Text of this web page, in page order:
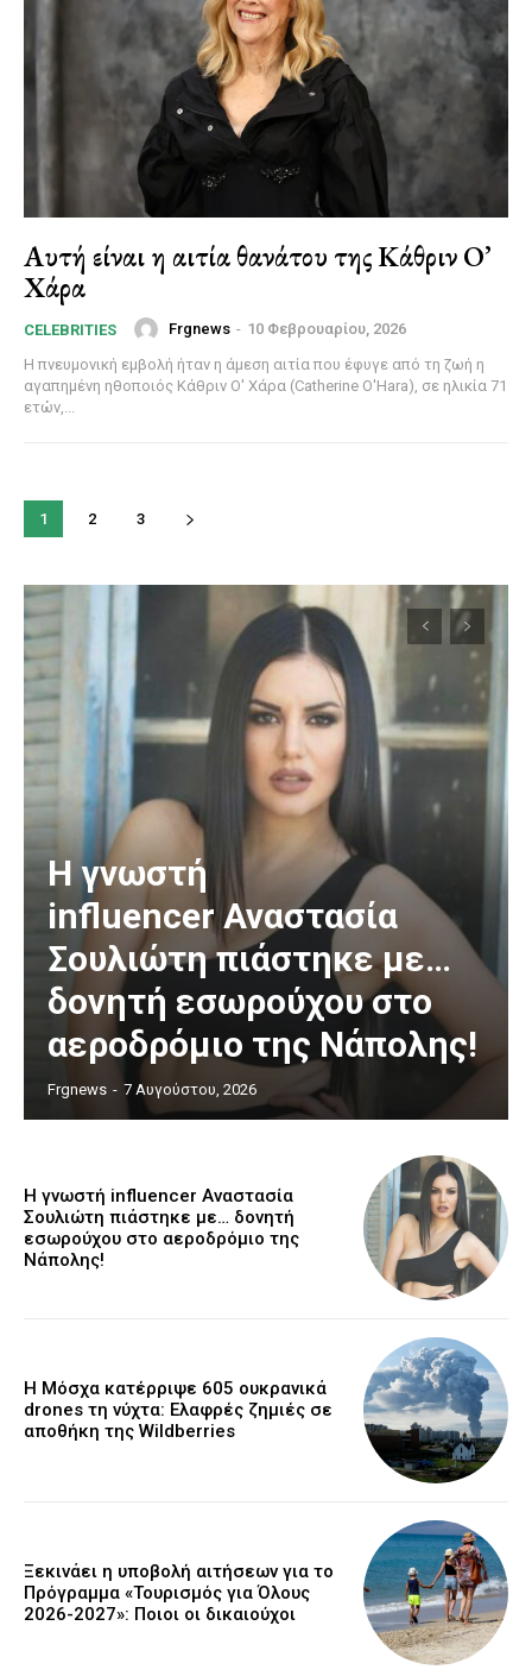
Αυτή είναι η αιτία θανάτου της Κάθριν Ο’
Χάρα
CELEBRITIES Frgnews - 10 Φεβρουαρίου, 2026
Η πνευμονική εμβολή ήταν η άμεση αιτία που έφυγε από τη ζωή η
αγαπημένη ηθοποιός Κάθριν Ο' Χάρα (Catherine O'Hara), σε ηλικία 71
ετών,...
1 2 3
Η γνωστή
influencer Αναστασία
Σουλιώτη πιάστηκε με…
δονητή εσωρούχου στο
αεροδρόμιο της Νάπολης!
Frgnews - 7 Αυγούστου, 2026
Η γνωστή influencer Αναστασία
Σουλιώτη πιάστηκε με… δονητή
εσωρούχου στο αεροδρόμιο της
Νάπολης!
Η Μόσχα κατέρριψε 605 ουκρανικά
drones τη νύχτα: Ελαφρές ζημιές σε
αποθήκη της Wildberries
Ξεκινάει η υποβολή αιτήσεων για το
Πρόγραμμα «Τουρισμός για Όλους
2026-2027»: Ποιοι οι δικαιούχοι